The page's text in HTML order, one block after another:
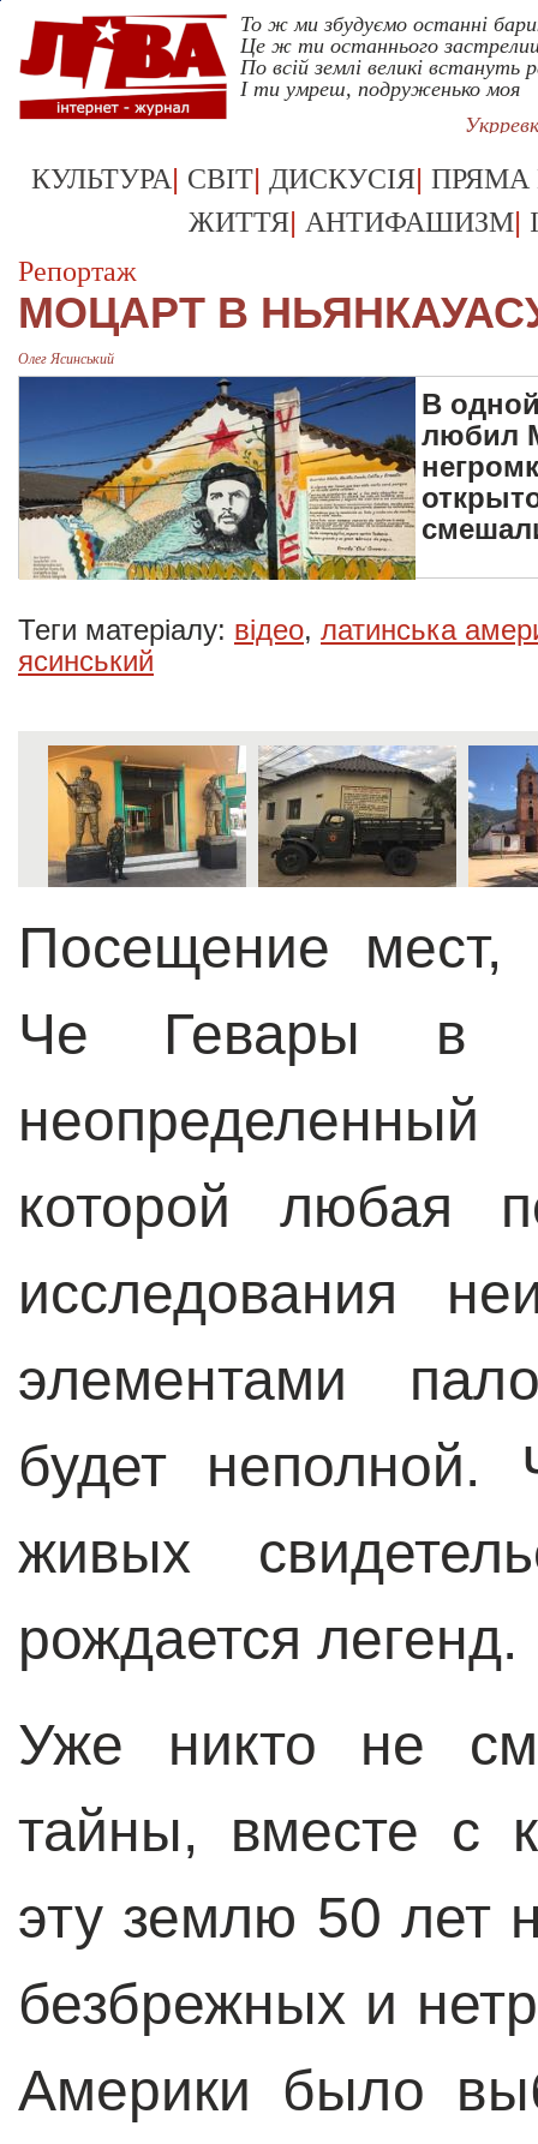
То ж ми збудуємо останнi
Це ж ти останнього
По всiй землi великi встануть
I ти умреш, подруженько моя
КУЛЬТУРА| СВІТ| ДИСКУСІЯ| ПРЯМА
ЖИТТЯ| АНТИФАШИЗМ|
Репортаж
МОЦАРТ В
Олег Ясинський
В
любил
Теги матеріалу: відео, латинська
ясинський
Посещение мест,
Че Гевары в
которой любая
исследования
элементами
будет неполной.
живых
рождается легенд.
Уже никто не
тайны, вместе c
эту землю 50 лет
безбрежных и
Америки было